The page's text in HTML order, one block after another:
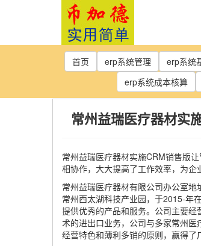
首页
erp系统管理 erp系统
erp系统成本核算
常州益瑞医疗器材实
常州益瑞医疗器材实施CRM销售版
相协作，大大提高了工作效率，为企
常州益瑞医疗器材有限公司办公室
常州西太湖科技产业园，于2015-年
提供优秀的产品和服务。公司主要
术的进出口业务，公司与多家常州
经营特色和薄利多销的原则，赢得了